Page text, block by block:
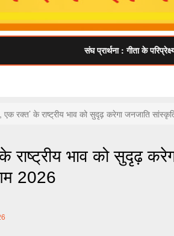
संघ प्रार्थना : गीता के परिप्रेक्ष्य में' पुस्तक
एक रक्त’ के राष्ट्रीय भाव को सुदृढ़ करेगा जनजाति
राष्ट्रीय भाव को सुदृढ़
2026